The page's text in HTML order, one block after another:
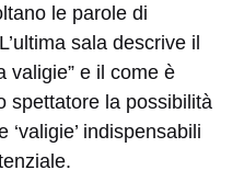
le parole di
sala descrive il
valigie” e il come è
spettatore la possibilità
indispensabili